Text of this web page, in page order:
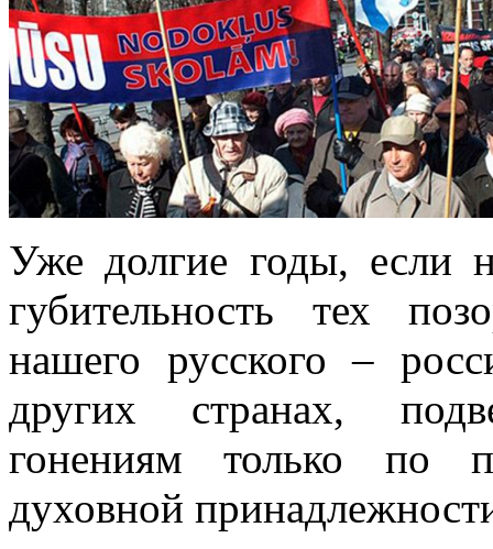
Уже долгие годы, если
губительность тех
нашего русского –
других странах,
гонениям только по
духовной